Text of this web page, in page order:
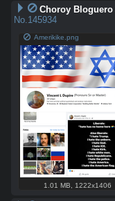
Choroy Bloguero
No.145934
Amerikike.png
1.01 MB, 1222x1406